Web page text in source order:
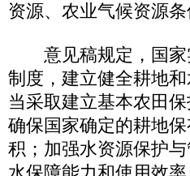
资源、农业气候资源
意见稿规定，国家
制度，建立健全耕地
当采取建立基本农田
确保国家确定的耕地
积；加强水资源保护